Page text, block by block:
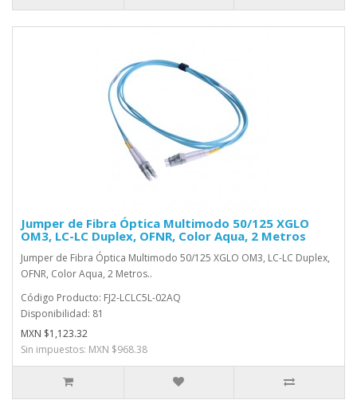
Jumper de Fibra Óptica Multimodo 50/125 XGLO
OM3, LC-LC Duplex, OFNR, Color Aqua, 2 Metros
Jumper de Fibra Óptica Multimodo 50/125 XGLO OM3, LC-LC Duplex,
OFNR, Color Aqua, 2 Metros..
Código Producto: FJ2-LCLC5L-02AQ
Disponibilidad: 81
MXN $1,123.32
Sin impuestos: MXN $968.38